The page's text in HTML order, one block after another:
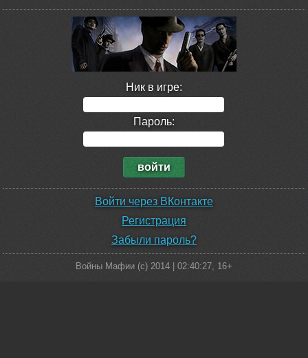
Ник в игре:
Пароль:
Войти через ВКонтакте
Регистрация
Забыли пароль?
Войны Мафии (c) 2014 | 02:40:27, 16+